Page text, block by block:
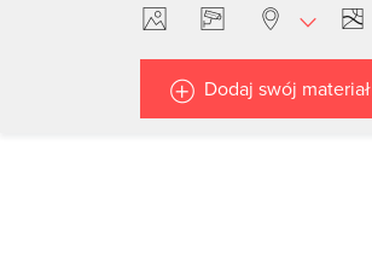
Dodaj swój materiał